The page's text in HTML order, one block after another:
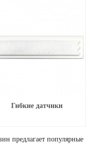
Гибкие датчики
предлагает популярные